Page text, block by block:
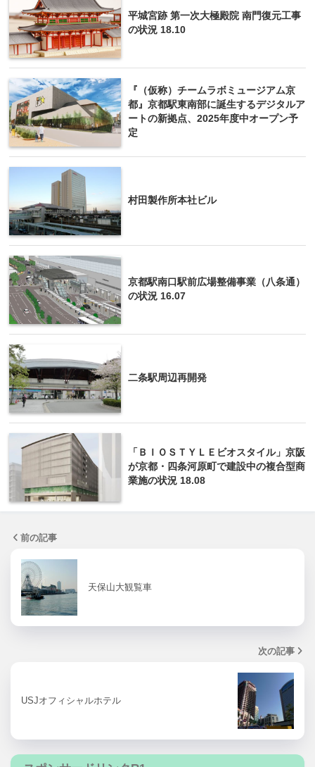
平城宮跡 第一次大極殿院 南門復元工事
の状況 18.10
『（仮称）チームラボミュージアム京
都』京都駅東南部に誕生するデジタルア
ートの新拠点、2025年度中オープン予
定
村田製作所本社ビル
京都駅南口駅前広場整備事業（八条通）
の状況 16.07
二条駅周辺再開発
「ＢＩＯＳＴＹＬＥビオスタイル」京阪
が京都・四条河原町で建設中の複合型商
業施の状況 18.08
前の記事
天保山大観覧車
次の記事
USJオフィシャルホテル